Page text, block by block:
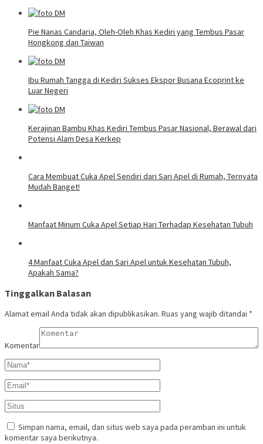
Pie Nanas Candaria, Oleh-Oleh Khas Kediri yang Tembus Pasar
Hongkong dan Taiwan
Ibu Rumah Tangga di Kediri Sukses Ekspor Busana Ecoprint ke
Luar Negeri
Kerajinan Bambu Khas Kediri Tembus Pasar Nasional, Berawal dari
Potensi Alam Desa Kerkep
Cara Membuat Cuka Apel Sendiri dari Sari Apel di Rumah, Ternyata
Mudah Banget!
Manfaat Minum Cuka Apel Setiap Hari Terhadap Kesehatan Tubuh
4 Manfaat Cuka Apel dan Sari Apel untuk Kesehatan Tubuh,
Apakah Sama?
Tinggalkan Balasan
Alamat email Anda tidak akan dipublikasikan. Ruas yang wajib ditandai *
Komentar
Simpan nama, email, dan situs web saya pada peramban ini untuk
komentar saya berikutnya.